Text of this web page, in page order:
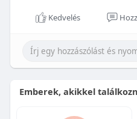
Kedvelés
Emberek, akikkel